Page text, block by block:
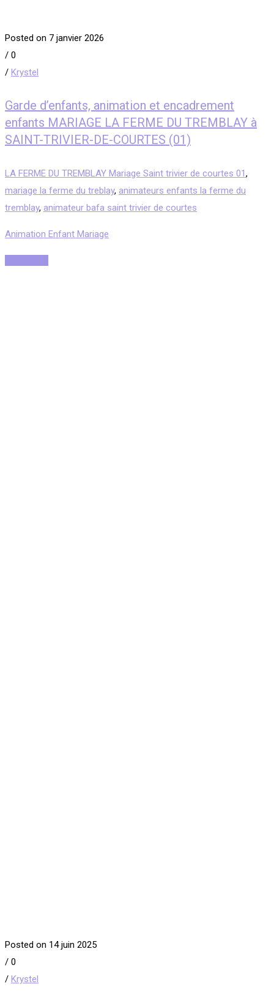
Posted on 7 janvier 2026
/ 0
/ Krystel
Garde d’enfants, animation et encadrement
enfants MARIAGE LA FERME DU TREMBLAY à
SAINT-TRIVIER-DE-COURTES (01)
LA FERME DU TREMBLAY Mariage Saint trivier de courtes 01,
mariage la ferme du treblay, animateurs enfants la ferme du
tremblay, animateur bafa saint trivier de courtes
Animation Enfant Mariage
Posted on 14 juin 2025
/ 0
/ Krystel